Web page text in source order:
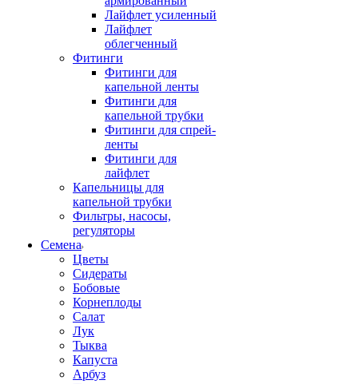
Лайфлет усиленный
Лайфлет
облегченный
Фитинги
Фитинги для
капельной ленты
Фитинги для
капельной трубки
Фитинги для спрей-
ленты
Фитинги для
лайфлет
Капельницы для
капельной трубки
Фильтры, насосы,
регуляторы
Семена
Цветы
Сидераты
Бобовые
Корнеплоды
Салат
Лук
Тыква
Капуста
Арбуз